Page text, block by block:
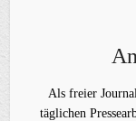
Als freier
täglichen